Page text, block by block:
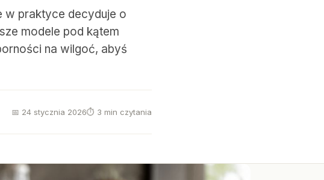
w praktyce decyduje o
modele pod kątem
na wilgoć, abyś
📅 24 stycznia 2026⏱ 3 min czytania